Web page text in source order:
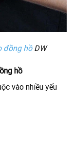
đồng hồDW
hồ
vào nhiều yếu